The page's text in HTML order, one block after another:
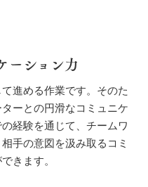
ーション力
進める作業です。そのた
ーとの円滑なコミュニケ
経験を通じて、チームワ
手の意図を汲み取るコミ
きます。